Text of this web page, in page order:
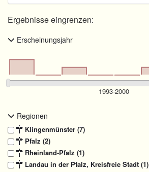
Ergebnisse eingrenzen:
Erscheinungsjahr
Regionen
Klingenmünster (7)
Pfalz (2)
Rheinland-Pfalz (1)
Landau in der Pfalz, Kreisfreie Stadt (1)